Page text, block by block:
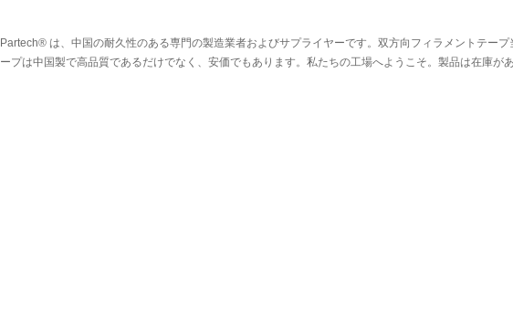
Partech® は、中国の耐久性のある専門の製造業者およびサプライヤーです。双方向フィラメントテー
ープは中国製で高品質であるだけでなく、安価でもあります。私たちの工場へようこそ。製品は在庫が